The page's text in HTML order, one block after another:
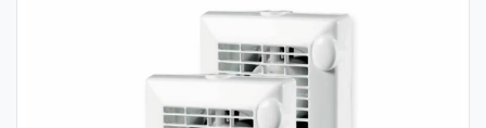
Våra varmvattenberedare passar till de flesta värmepumparna,
men även en rad andra värmekällor. De är dessutom
kompatibla med de flesta stora märkena på marknaden,
såsom Bosch, LG, Panasonic, Mitsubishi, Nibe, Thermia och IVT.
Behöver du byta varmvattenberedare, kan du hitta den hos oss.